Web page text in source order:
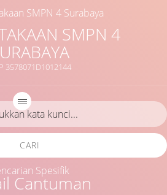
SMPN 4
3578071D1012144
Cantuman
CARI
Spesifik